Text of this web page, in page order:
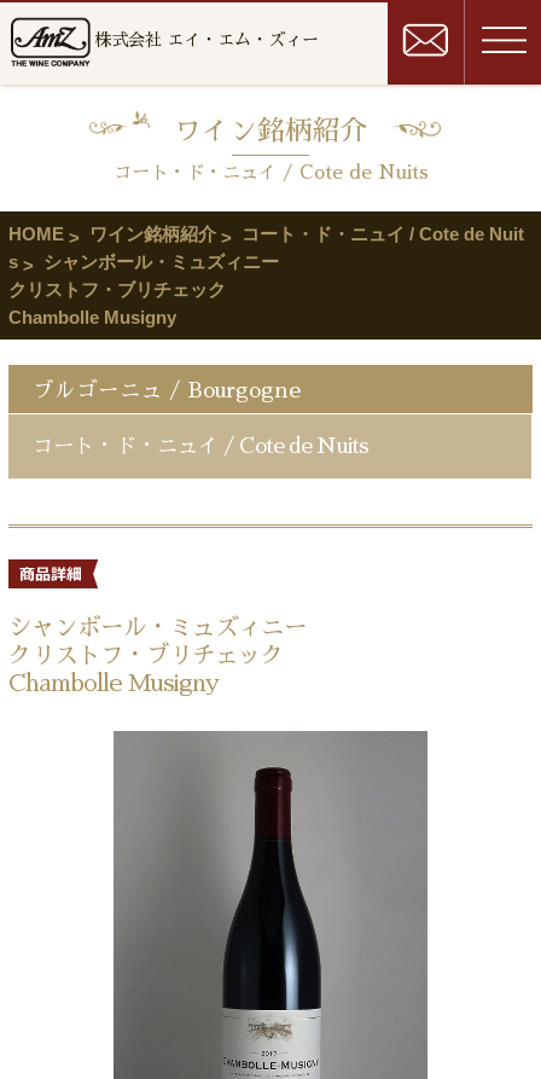
株式会社 エイ・エム・ズィー
ワイン銘柄紹介
コート・ド・ニュイ / Cote de Nuits
HOME ワイン銘柄紹介
コート・ド・ニュイ / Cote de Nuit
s
シャンボール・ミュズィニー
クリストフ・ブリチェック
Chambolle Musigny
ブルゴーニュ / Bourgogne
コート・ド・ニュイ / Cote de Nuits
シャンボール・ミュズィニー
クリストフ・ブリチェック
Chambolle Musigny